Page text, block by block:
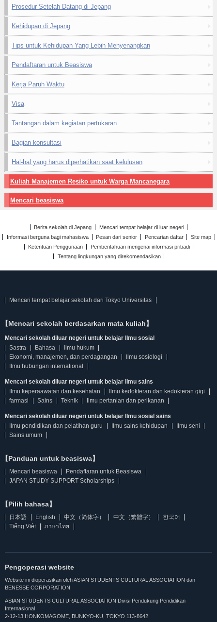
Prosedur Setelah Datang di Jepang
Kehidupan di Jepang
Tips untuk Kehidupan Yang Lebih Menyenangkan
Pendaftaran untuk Beasiswa
Kerja Paruh Waktu
Visa
Tantangan dalam kegiatan pertukaran
Bagian konsultasi
Hal-hal yang harus diperhatikan saat kelulusan
Kuliah Manajemen Resiko untuk Warga Mancanegara
Mencari beasiswa
Berita sekolah di Jepang
Mencari tempat belajar di luar negeri
Informasi berguna bagi mahasiswa
Pesan dari senior Pencarian daftar
Site map
Ketentuan Penggunaan
Pemberitahuan mengenai informasi pribadi
Tentang lingkungan yang direkomendasikan
Mencari tempat belajar sekolah dari Tokyo Universitas
【Mencari sekolah berdasarkan mata kuliah】
Mencari sekolah diluar negeri untuk belajar Ilmu sosial
Sastra
Bahasa
Ilmu hukum
Ekonomi, manajemen, dan perdagangan
Ilmu sosiologi
Ilmu hubungan international
Mencari sekolah diluar negeri untuk belajar Ilmu sains
Ilmu keperaawatan dan kesehatan
Ilmu kedokteran dan kedokteran gigi
farmasi
Sains Teknik Ilmu pertanian dan perikanan
Mencari sekolah diluar negeri untuk belajar Ilmu sosial sains
Ilmu pendidikan dan pelatihan guru
Ilmu sains kehidupan
Ilmu seni
Sains umum
【Panduan untuk beasiswa】
Mencari beasiswa
Pendaftaran untuk Beasiswa
JAPAN STUDY SUPPORT Scholarships
【Pilih bahasa】
日本語 English 中文（简体字） 中文（繁體字）
한국어
Tiếng Việt
ภาษาไทย
Pengoperasi website
Website ini dioperasikan oleh ASIAN STUDENTS CULTURAL ASSOCIATION dan
BENESSE CORPORATION
ASIAN STUDENTS CULTURAL ASSOCIATION Divisi Pendukung Pendidikan
Internasional
2-12-13 HONKOMAGOME, BUNKYO-KU, TOKYO 113-8642